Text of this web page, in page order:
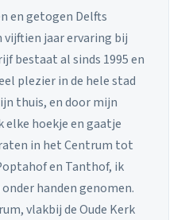
en getogen Delfts
vijftien jaar ervaring bij
bestaat al sinds 1995 en
plezier in de hele stad
thuis, en door mijn
elke hoekje en gaatje
in het Centrum tot
en Tanthof, ik
handen genomen.
vlakbij de Oude Kerk